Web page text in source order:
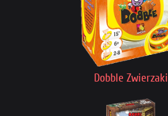
Dobble Zwierzaki